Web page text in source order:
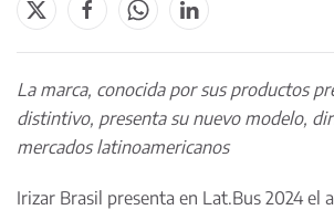
La marca, conocida por sus productos
distintivo, presenta su nuevo modelo,
mercados latinoamericanos
Irizar Brasil presenta en Lat.Bus 2024 el